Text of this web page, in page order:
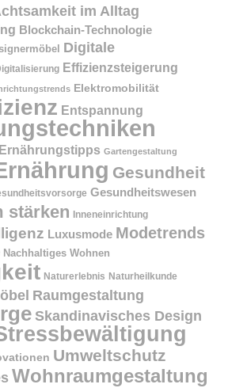
im Alltag
Blockchain-Technologie
Digitale
Effizienzsteigerung
Elektromobilität
Entspannung
Ernährungstipps Gartengestaltung
Gesundheit
Gesundheitswesen
stärken Inneneinrichtung
Luxusmode Modetrends
Nachhaltiges Wohnen
Naturerlebnis Naturheilkunde
Raumgestaltung
Skandinavisches Design
Umweltschutz
Wohnraumgestaltung